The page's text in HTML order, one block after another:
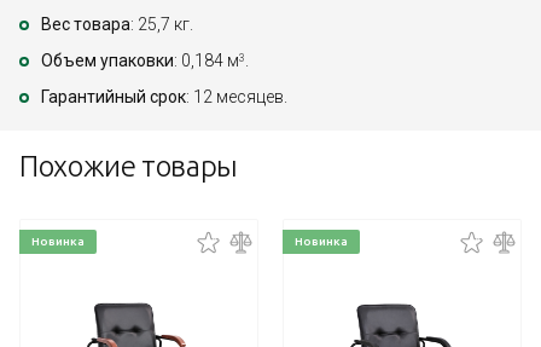
Вес товара: 25,7 кг.
Объем упаковки: 0,184 м3
Гарантийный срок: 12 месяцев.
Похожие товары
Новинка Новинка